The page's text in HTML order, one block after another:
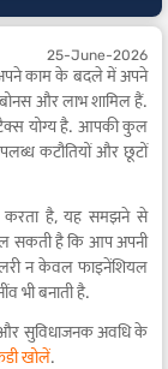
25-June-2026
अपने काम के बदले में अपने
बोनस और लाभ शामिल हैं.
योग्य है. आपकी कुल
कटौतियों और छूटों
करता है, यह समझने से
सकती है कि आप अपनी
न केवल फाइनेंशियल
भी बनाती है.
और सुविधाजनक अवधि के
खोलें.